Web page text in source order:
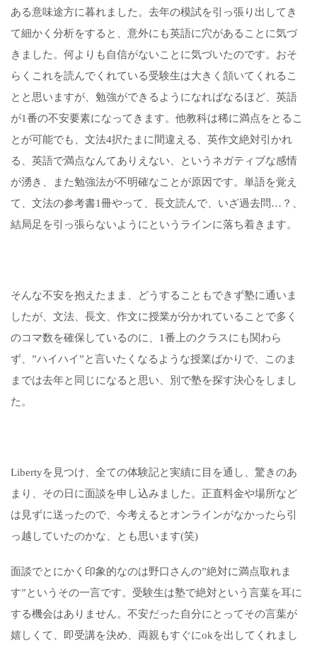
ある意味途方に暮れました。去年の模試を引っ張り出してき
て細かく分析をすると、意外にも英語に穴があることに気づ
きました。何よりも自信がないことに気づいたのです。おそ
らくこれを読んでくれている受験生は大きく頷いてくれるこ
とと思いますが、勉強ができるようになればなるほど、英語
が1番の不安要素になってきます。他教科は稀に満点をとるこ
とが可能でも、文法4択たまに間違える、英作文絶対引かれ
る、英語で満点なんてありえない、というネガティブな感情
が湧き、また勉強法が不明確なことが原因です。単語を覚え
て、文法の参考書1冊やって、長文読んで、いざ過去問…？、
結局足を引っ張らないようにというラインに落ち着きます。
そんな不安を抱えたまま、どうすることもできず塾に通いま
したが、文法、長文、作文に授業が分かれていることで多く
のコマ数を確保しているのに、1番上のクラスにも関わら
ず、”ハイハイ”と言いたくなるような授業ばかりで、このま
までは去年と同じになると思い、別で塾を探す決心をしまし
た。
Libertyを見つけ、全ての体験記と実績に目を通し、驚きのあ
まり、その日に面談を申し込みました。正直料金や場所など
は見ずに送ったので、今考えるとオンラインがなかったら引
っ越していたのかな、とも思います(笑)
面談でとにかく印象的なのは野口さんの”絶対に満点取れま
す”というその一言です。受験生は塾で絶対という言葉を耳に
する機会はありません。不安だった自分にとってその言葉が
嬉しくて、即受講を決め、両親もすぐにokを出してくれまし